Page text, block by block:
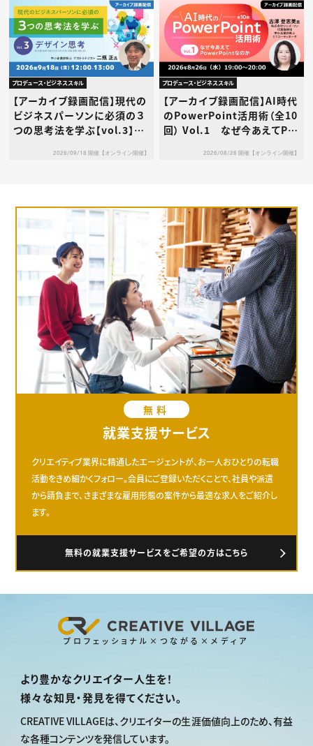
プロデュース・ビジネススキル
【アーカイブ録画配信】現代の
ビジネスパーソンに必須の３
つの思考法を学ぶ【vol.3】デ
2026/09/18 開催【オンライン開催】
プロデュース・ビジネススキル
【アーカイブ録画配信】AI時代
のPowerPoint活用術（全10
回） Vol.1 なぜ今あえてPo
2026/08/26 開催【オンライン開催】
無料
就業支援サービス
クリエイティブ業界に精通したエージェントが、お一人おひとりの転職
活動をきめ細かくフォロー。会員にご登録いただくことで、社員や派遣
から請負まで、さまざまな雇用形態の案件から最適な求人をご紹介し
ます。
無料の就業支援サービスをご希望の方はこちら
プロフェッショナル×つながる×メディア
より豊かなクリエイター人生を！
様々な知見・発見を得てください。
CREATIVE VILLAGEは、 クリエイターの生涯価値向上のため、有益
な各種コンテンツを発信しています。